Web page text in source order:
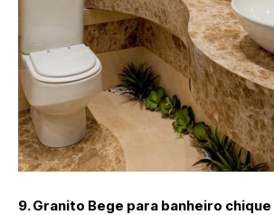
9. Granito Bege para banheiro chique